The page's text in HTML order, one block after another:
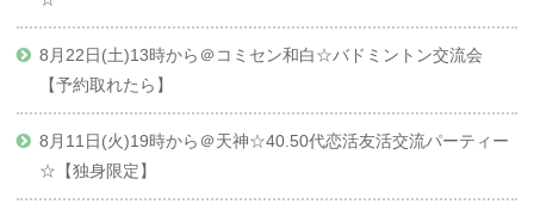
8月22日(土)13時から＠コミセン和白☆バドミントン交流会
【予約取れたら】
8月11日(火)19時から＠天神☆40.50代恋活友活交流パーティー
☆【独身限定】